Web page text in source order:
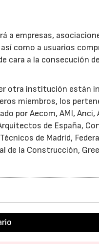
a empresas,
como a usuarios
cara a la consecución
otra institución están
miembros, los
por Aecom, AMI, Anci,
de España,
de Madrid,
de la Construcción,